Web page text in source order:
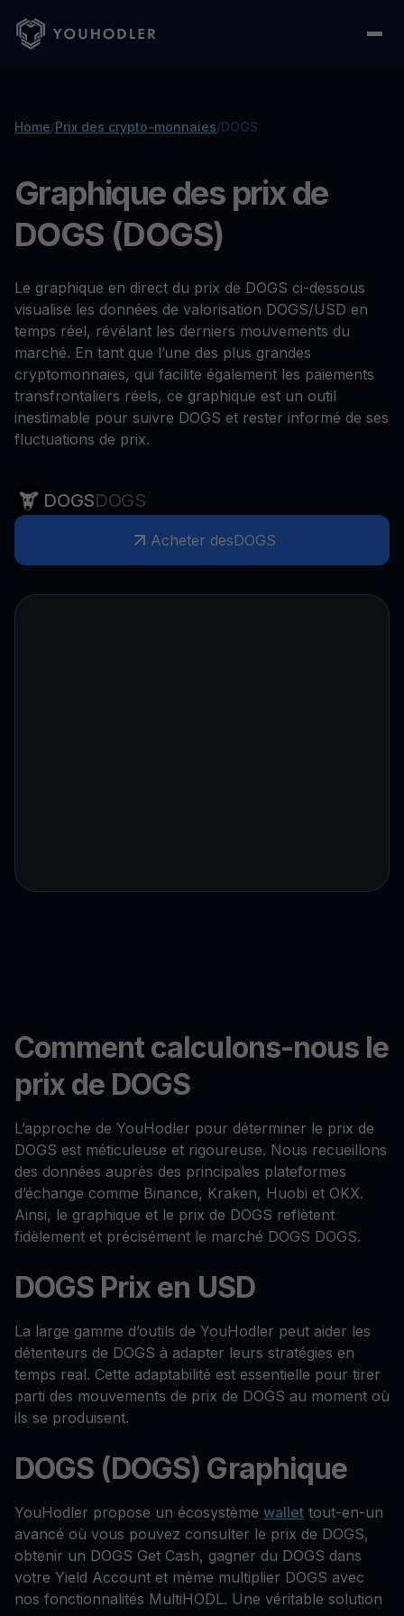
Home/Prix des crypto-monnaies/DOGS
Graphique des prix de
DOGS (DOGS)
Le graphique en direct du prix de DOGS ci-dessous
visualise les données de valorisation DOGS/USD en
temps réel, révélant les derniers mouvements du
marché. En tant que l’une des plus grandes
cryptomonnaies, qui facilite également les paiements
transfrontaliers réels, ce graphique est un outil
inestimable pour suivre DOGS et rester informé de ses
fluctuations de prix.
DOGSDOGS
Acheter desDOGS
Comment calculons-nous le
prix de DOGS
L’approche de YouHodler pour déterminer le prix de
DOGS est méticuleuse et rigoureuse. Nous recueillons
des données auprès des principales plateformes
d’échange comme Binance, Kraken, Huobi et OKX.
Ainsi, le graphique et le prix de DOGS reflètent
fidèlement et précisément le marché DOGS DOGS.
DOGS Prix en USD
La large gamme d’outils de YouHodler peut aider les
détenteurs de DOGS à adapter leurs stratégies en
temps real. Cette adaptabilité est essentielle pour tirer
parti des mouvements de prix de DOGS au moment où
ils se produisent.
DOGS (DOGS) Graphique
YouHodler propose un écosystème wallet tout-en-un
avancé où vous pouvez consulter le prix de DOGS,
obtenir un DOGS Get Cash, gagner du DOGS dans
votre Yield Account et même multiplier DOGS avec
nos fonctionnalités MultiHODL. Une véritable solution